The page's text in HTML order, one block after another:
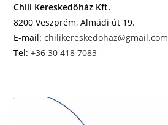
Chili Kereskedőház Kft.
8200 Veszprém, Almádi út 19.
E-mail:chilikereskedohaz@gmail.com
Tel:+36 30 418 7083